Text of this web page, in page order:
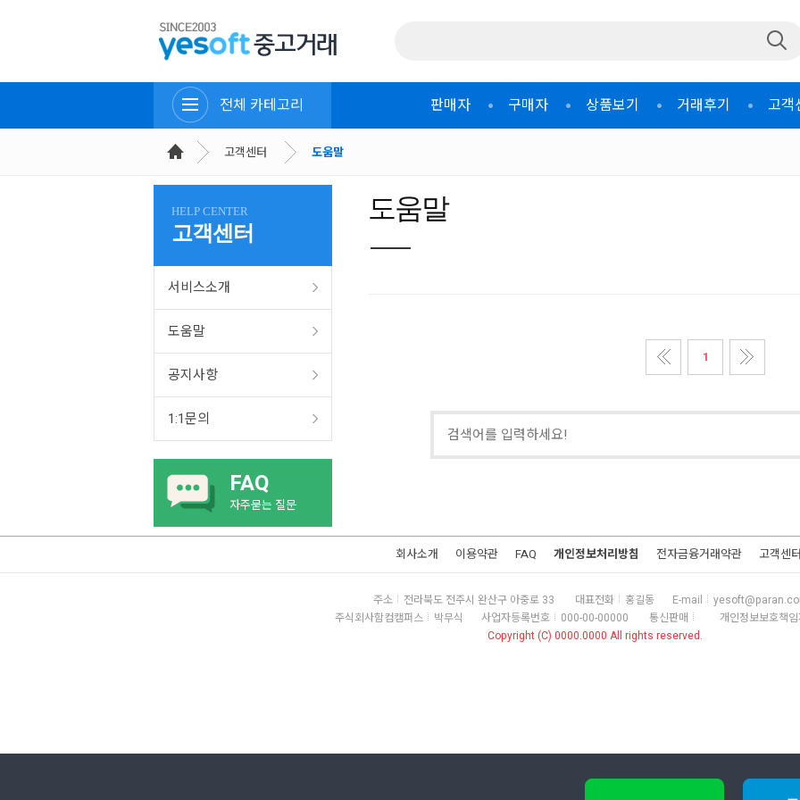
전체 카테고리 판매자 구매자 상품보기 거래후기 고객
고객센터 도움말
HELP CENTER
고객센터
서비스소개
도움말
공지사항
1:1문의
FAQ
자주묻는 질문
도움말
1
회사소개 이용약관 FAQ 개인정보처리방침 전자금융거래약관 고객센터
주소 전라북도 전주시 완산구 아중로 33 대표전화 홍길동 E-mail
주식회사함컴캠퍼스
박무식 사업자등록번호 000-00-00000 통신판매 개인정보보호책
Copyright (C) 0000.0000 All rights reserved.